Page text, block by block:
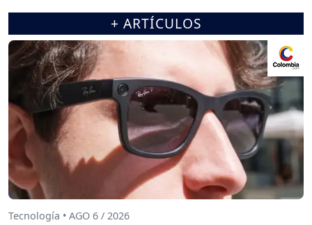
+ ARTÍCULOS
Tecnología • AGO 6 / 2026